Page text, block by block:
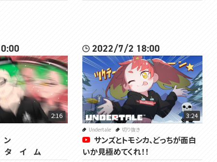
2:16
タ イ ム
2022/7/2 18:00
3:24
Undertale 切り抜き
サンズとトモシカ、どっちが面白
いか見極めてくれ！！